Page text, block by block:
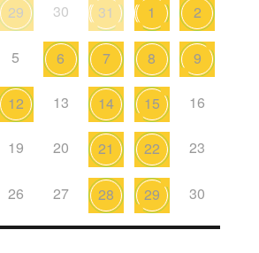
29 30 31 1 2
5 6 7 8 9
12 13 14 15 16
19 20 21 22 23
26 27 28 29 30